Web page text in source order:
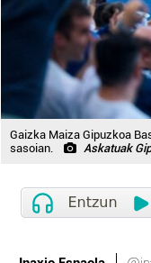
Gaizka Maiza Gipuzkoa
sasoian.
Askatuak